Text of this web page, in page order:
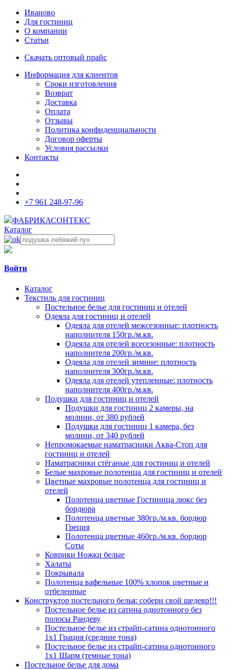
Иваново
Для гостиниц
О компании
Статьи
Скачать оптовый прайс
Информация для клиентов
Сроки изготовления
Возврат
Доставка
Оплата
Отзывы
Политика конфиденциальности
Договор оферты
Условия рассылки
Контакты
+7 961 248-97-96
ФАБРИКАСОНТЕКС
Каталог
Войти
Каталог
Текстиль для гостиниц
Постельное белье для гостиниц и отелей
Одеяла для гостиниц и отелей
Одеяла для отелей межсезонные: плотность
наполнителя 150гр./м.кв.
Одеяла для отелей всесезонные: плотность
наполнителя 200гр./м.кв.
Одеяла для отелей зимние: плотность
наполнителя 300гр./м.кв.
Одеяла для отелей утепленные: плотность
наполнителя 400гр./м.кв.
Подушки для гостиниц и отелей
Подушки для гостиниц 2 камеры, на
молнии, от 380 рублей
Подушки для гостиниц 1 камера, без
молнии, от 340 рублей
Непромокаемые наматрасники Аква-Стоп для
гостиниц и отелей
Наматрасники стёганые для гостиниц и отелей
Белые махровые полотенца для гостиниц и отелей
Цветные махровые полотенца для гостиниц и
отелей
Полотенца цветные Гостиница люкс без
бордюра
Полотенца цветные 380гр./м.кв. бордюр
Греция
Полотенца цветные 460гр./м.кв. бордюр
Соты
Коврики Ножки белые
Халаты
Покрывала
Полотенца вафельные 100% хлопок цветные и
отбеленные
Конструктор постельного белья: собери свой шедевр!!!
Постельное белье из сатина однотонного без
полосы Рандеву
Постельное белье из страйп-сатина однотонного
1х1 Грация (средние тона)
Постельное белье из страйп-сатина однотонного
1х1 Шарм (темные тона)
Постельное белье для дома